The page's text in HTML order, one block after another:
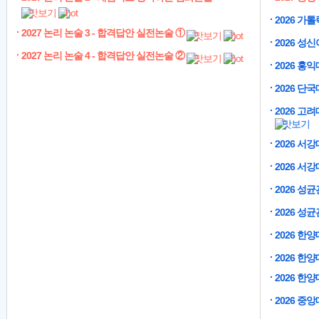
2027 논리 논술 3 - 합격답안 실전논술 ①
2027 논리 논술 4 - 합격답안 실전논술 ②
2026 가톨
2026 성신
2026 홍익
2026 단국
2026 고려
2026 서강
2026 서강
2026 성균
2026 성균
2026 한양
2026 한양
2026 한양
2026 중앙